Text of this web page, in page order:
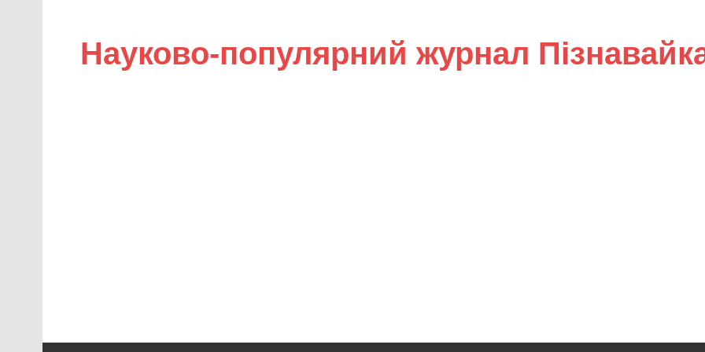
Науково-популярний журнал